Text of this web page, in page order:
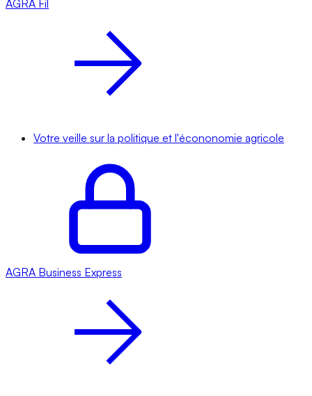
AGRA Fil
Votre veille sur la politique et l'écononomie agricole
AGRA Business Express